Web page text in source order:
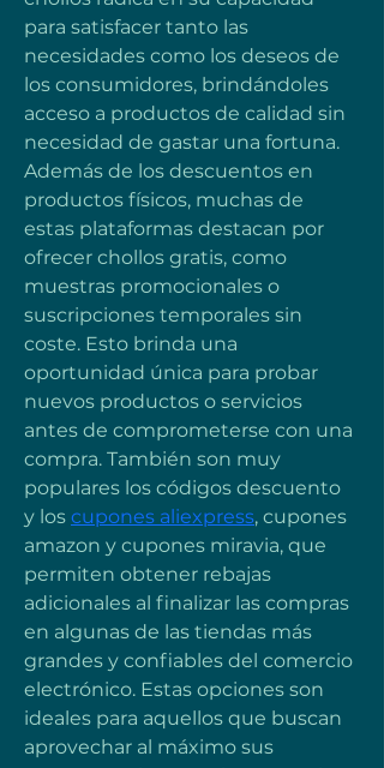
para satisfacer tanto las
necesidades como los deseos de
los consumidores, brindándoles
acceso a productos de calidad sin
necesidad de gastar una fortuna.
Además de los descuentos en
productos físicos, muchas de
estas plataformas destacan por
ofrecer chollos gratis, como
muestras promocionales o
suscripciones temporales sin
coste. Esto brinda una
oportunidad única para probar
nuevos productos o servicios
antes de comprometerse con una
compra. También son muy
populares los códigos descuento
y los cupones aliexpress, cupones
amazon y cupones miravia, que
permiten obtener rebajas
adicionales al finalizar las compras
en algunas de las tiendas más
grandes y confiables del comercio
electrónico. Estas opciones son
ideales para aquellos que buscan
aprovechar al máximo sus